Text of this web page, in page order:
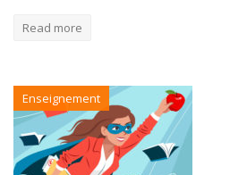
Read more
Enseignement